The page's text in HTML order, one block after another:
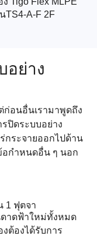
TS4-A-F 2F
อย่าง
ก่อนอื่นเรามาพูดถึง
ปิดระบบอย่าง
กระจายออกไปด้าน
อกําหนดอื่น ๆ นอก
1 ฟุตจา
ดาดฟ้าใหม่ทั้งหมด
ต้องได้รับการ